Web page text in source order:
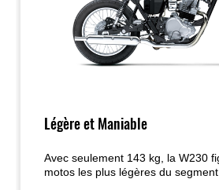
Légère et Maniable
Avec seulement 143 kg, la W230
motos les plus légères du